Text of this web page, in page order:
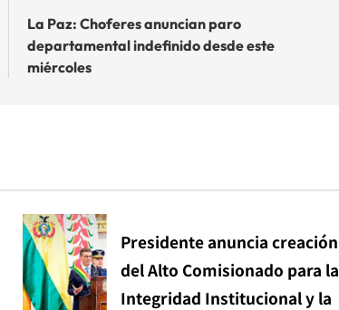
La Paz: Choferes anuncian paro
departamental indefinido desde este
miércoles
Presidente anuncia creación
del Alto Comisionado para la
Integridad Institucional y la